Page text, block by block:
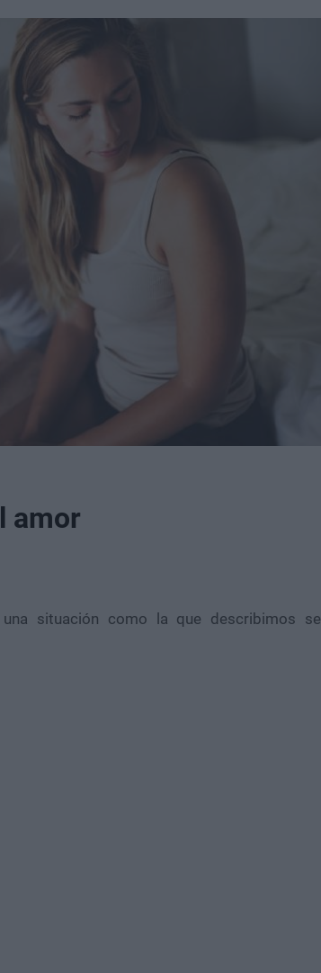
amor
situación como la que describimos se